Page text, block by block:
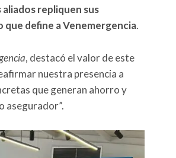
repliquen sus
que define a Venemergencia.
, destacó el valor de este
nuestra presencia a
que generan ahorro y
asegurador”.